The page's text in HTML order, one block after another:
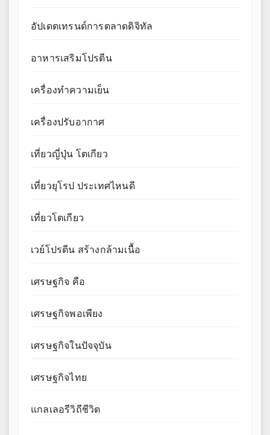
อัปเดตเทรนด์การตลาดดิจิทัล
อาหารเสริมโปรตีน
เครื่องทำความเย็น
เครื่องปรับอากาศ
เที่ยวญี่ปุ่น โตเกียว
เที่ยวยุโรป ประเทศไหนดี
เที่ยวโตเกียว
เวย์โปรตีน สร้างกล้ามเนื้อ
เศรษฐกิจ คือ
เศรษฐกิจพอเพียง
เศรษฐกิจในปัจจุบัน
เศรษฐกิจไทย
แกลเลอรีวิถีชีวิต